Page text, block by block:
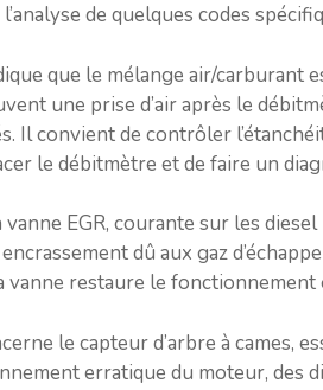
de quelques codes
que le mélange air/carburant
une prise d’air après le
Il convient de contrôler
le débitmètre et de faire un
vanne EGR, courante sur les
dû aux gaz
vanne restaure le
le capteur d’arbre à cames,
erratique du moteur, des